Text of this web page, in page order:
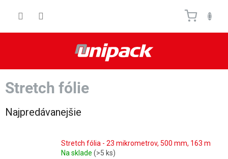
Stretch fólie
Najpredávanejšie
Stretch fólia - 23 mikrometrov, 500 mm, 163 m
Na sklade (>5 ks)